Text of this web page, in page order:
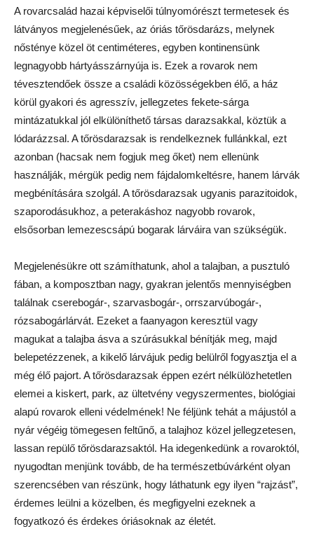
A rovarcsalád hazai képviselői túlnyomórészt termetesek és
látványos megjelenésűek, az óriás tőrösdarázs, melynek
nősténye közel öt centiméteres, egyben kontinensünk
legnagyobb hártyásszárnyúja is. Ezek a rovarok nem
tévesztendőek össze a családi közösségekben élő, a ház
körül gyakori és agresszív, jellegzetes fekete-sárga
mintázatukkal jól elkülöníthető társas darazsakkal, köztük a
lódarázzsal. A tőrösdarazsak is rendelkeznek fullánkkal, ezt
azonban (hacsak nem fogjuk meg őket) nem ellenünk
használják, mérgük pedig nem fájdalomkeltésre, hanem lárvák
megbénítására szolgál. A tőrösdarazsak ugyanis parazitoidok,
szaporodásukhoz, a peterakáshoz nagyobb rovarok,
elsősorban lemezescsápú bogarak lárváira van szükségük.
Megjelenésükre ott számíthatunk, ahol a talajban, a pusztuló
fában, a komposztban nagy, gyakran jelentős mennyiségben
találnak cserebogár-, szarvasbogár-, orrszarvúbogár-,
rózsabogárlárvát. Ezeket a faanyagon keresztül vagy
magukat a talajba ásva a szúrásukkal bénítják meg, majd
belepetézzenek, a kikelő lárvájuk pedig belülről fogyasztja el a
még élő pajort. A tőrösdarazsak éppen ezért nélkülözhetetlen
elemei a kiskert, park, az ültetvény vegyszermentes, biológiai
alapú rovarok elleni védelmének! Ne féljünk tehát a májustól a
nyár végéig tömegesen feltűnő, a talajhoz közel jellegzetesen,
lassan repülő tőrösdarazsaktól. Ha idegenkedünk a rovaroktól,
nyugodtan menjünk tovább, de ha természetbúvárként olyan
szerencsében van részünk, hogy láthatunk egy ilyen “rajzást”,
érdemes leülni a közelben, és megfigyelni ezeknek a
fogyatkozó és érdekes óriásoknak az életét.